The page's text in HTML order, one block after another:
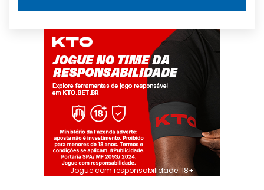
Jogue com responsabilidade. 18+